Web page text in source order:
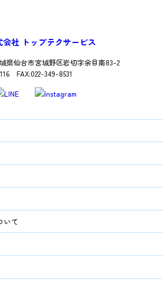
県仙台市宮城野区岩切字余目南83-2
FAX:022-349-8531
いて